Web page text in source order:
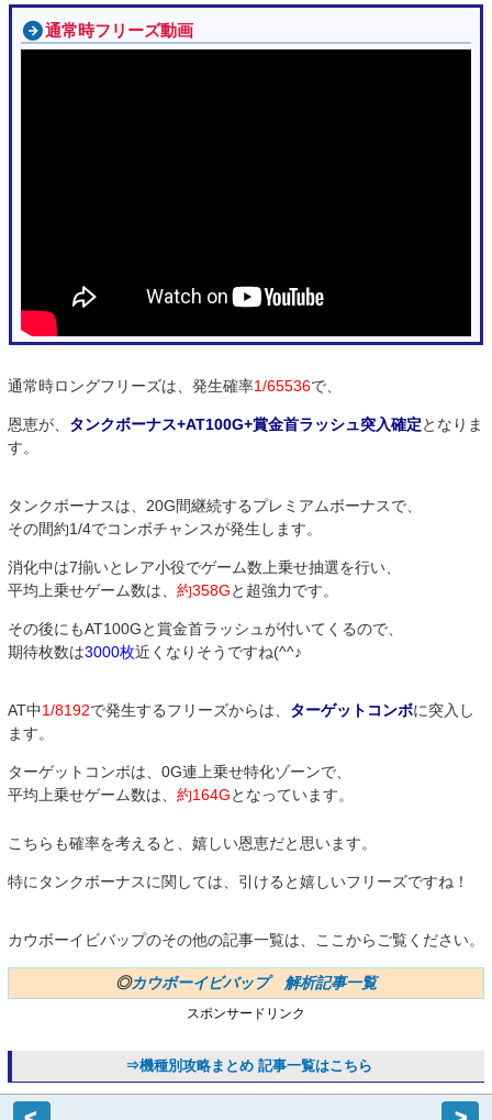
通常時フリーズ動画
通常時ロングフリーズは、発生確率1/65536で、
恩恵が、 タンクボーナス+AT100G+賞金首ラッシュ突入確定となりま
す。
タンクボーナスは、20G間継続するプレミアムボーナスで、
その間約1/4でコンボチャンスが発生します。
消化中は7揃いとレア小役でゲーム数上乗せ抽選を行い、
平均上乗せゲーム数は、 約358Gと超強力です。
その後にもAT100Gと賞金首ラッシュが付いてくるので、
期待枚数は3000枚近くなりそうですね(^^♪
AT中1/8192で発生するフリーズからは、 ターゲットコンボに突入し
ます。
ターゲットコンボは、0G連上乗せ特化ゾーンで、
平均上乗せゲーム数は、 約164Gとなっています。
こちらも確率を考えると、嬉しい恩恵だと思います。
特にタンクボーナスに関しては、引けると嬉しいフリーズですね！
カウボーイビバップのその他の記事一覧は、ここからご覧ください。
◎カウボーイビバップ 解析記事一覧
スポンサードリンク
⇒機種別攻略まとめ 記事一覧はこちら